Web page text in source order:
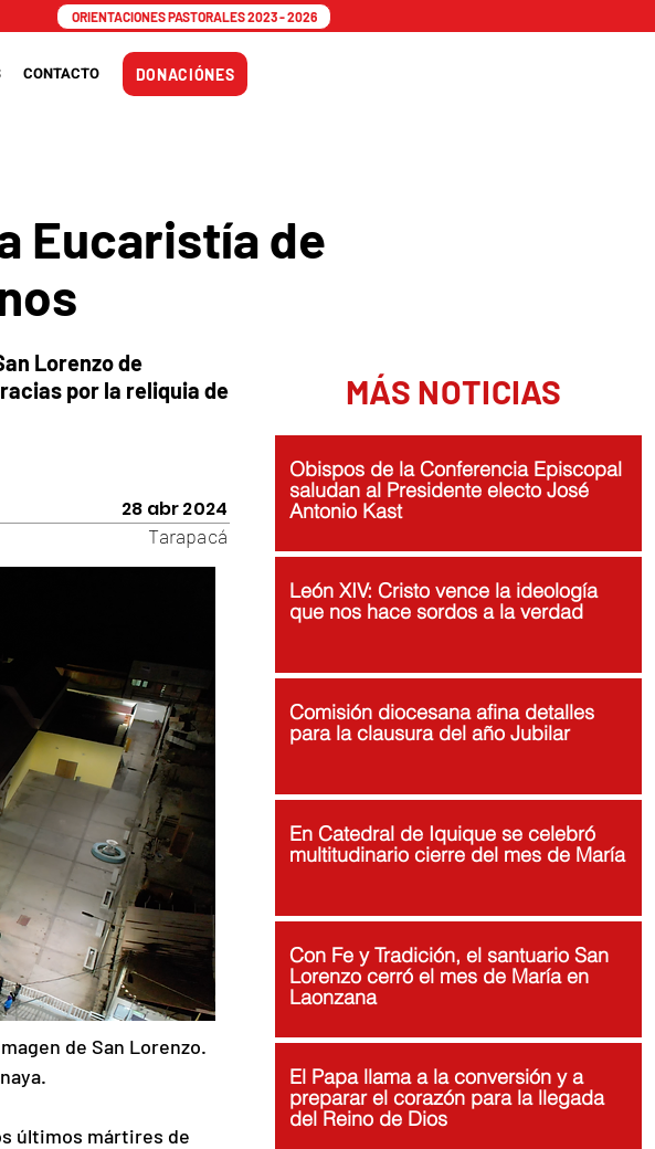
ORIENTACIONES PASTORALES 2023 - 2026
CONTACTO DONACIÓNES
Eucaristía de
Lorenzo de
por la reliquia de
28 abr 2024
Tarapacá
de San Lorenzo.
últimos mártires de
MÁS NOTICIAS
Obispos de la Conferencia Episcopal
saludan al Presidente electo José
Antonio Kast
León XIV: Cristo vence la ideología
que nos hace sordos a la verdad
Comisión diocesana afina detalles
para la clausura del año Jubilar
En Catedral de Iquique se celebró
multitudinario cierre del mes de María
Con Fe y Tradición, el santuario San
Lorenzo cerró el mes de María en
Laonzana
El Papa llama a la conversión y a
preparar el corazón para la llegada
del Reino de Dios